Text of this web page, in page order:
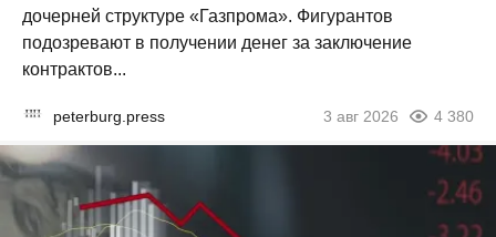
дочерней структуре «Газпрома». Фигурантов
подозревают в получении денег за заключение
контрактов...
peterburg.press 3 авг 2026 4 380